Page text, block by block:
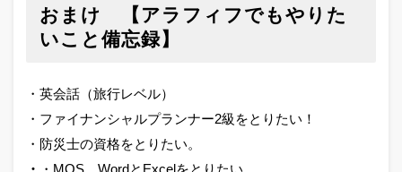
おまけ 【アラフィフでもやりた
いこと備忘録】
・英会話（旅行レベル）
・ファイナンシャルプランナー2級をとりたい！
・防災士の資格をとりたい。
・
・MOS WordとExcelをとりたい